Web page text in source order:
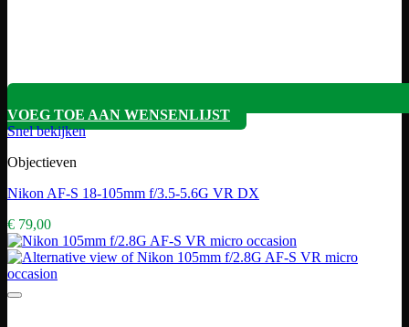
VOEG TOE AAN WENSENLIJST
Snel bekijken
Objectieven
Nikon AF-S 18-105mm f/3.5-5.6G VR DX
€ 79,00